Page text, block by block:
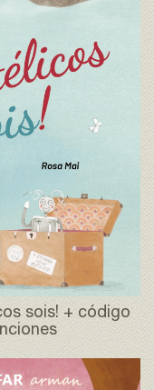
sois! + código